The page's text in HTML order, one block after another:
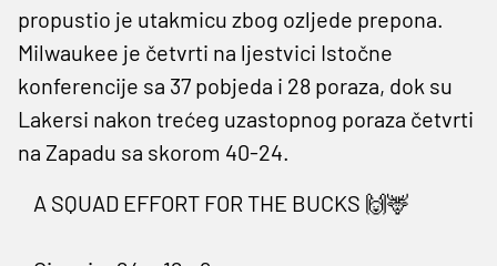
propustio je utakmicu zbog ozljede prepona.
Milwaukee je četvrti na ljestvici Istočne
konferencije sa 37 pobjeda i 28 poraza, dok su
Lakersi nakon trećeg uzastopnog poraza četvrti
na Zapadu sa skorom 40-24.
A SQUAD EFFORT FOR THE BUCKS 🙌🦌